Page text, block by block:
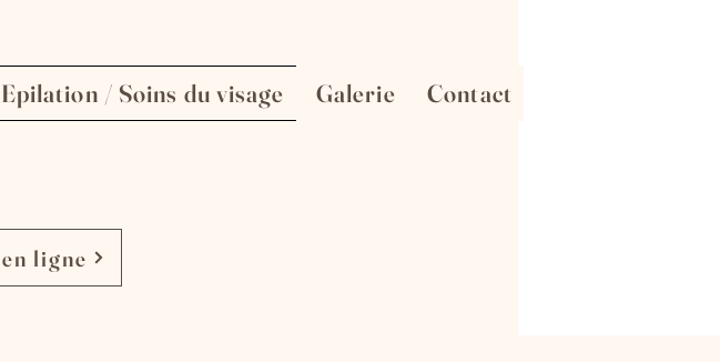
Epilation / Soins du visage Galerie Contact
ligne